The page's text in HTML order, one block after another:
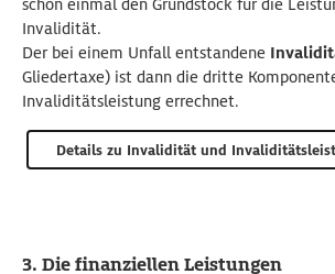
Unser Tipp:
Die Versicherungssumme
Unfallversicherung sollte das dreifache
Brutto-Einkommens betragen.
Die Zahlungen in der
nach der
. Je schwerer die
desto höher fällt die
Auch kleinere Beeinträchtigungen nach
können im Alltag Beschwerden
gibt es beim Unfallschutz des ADAC
150.000 Euro bei einer Progression von
zu 750.000 Euro.
Beim Unfallschutz des ADAC können
Progressionsstaffeln wählen:
Bitte beachten Sie: Abeinem Alter von
keine Progressionmehrwählbar.
schon einmal den Grundstock für die
Invalidität.
Der bei einem Unfall entstandene
Gliedertaxe) ist dann die dritte
Invaliditätsleistung errechnet.
Details zu Invalidität und
3. Die finanziellen Leistungen